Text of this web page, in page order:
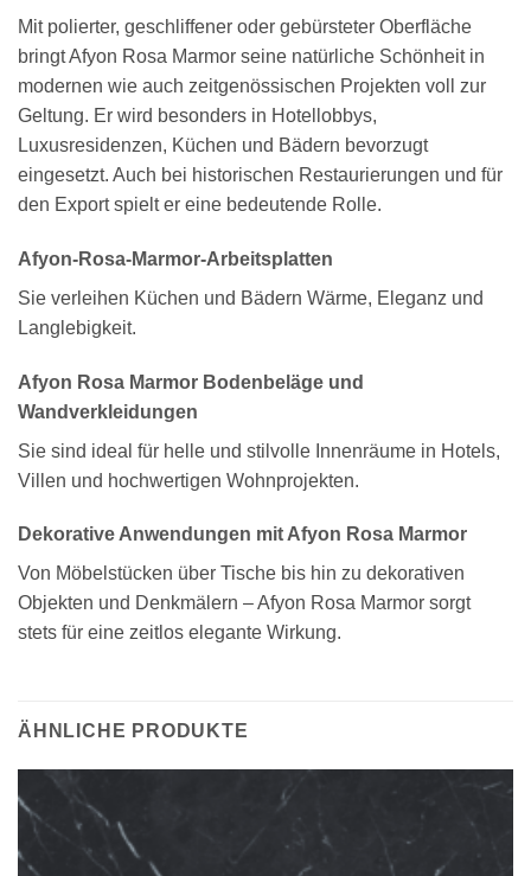
Mit polierter, geschliffener oder gebürsteter Oberfläche
bringt Afyon Rosa Marmor seine natürliche Schönheit in
modernen wie auch zeitgenössischen Projekten voll zur
Geltung. Er wird besonders in Hotellobbys,
Luxusresidenzen, Küchen und Bädern bevorzugt
eingesetzt. Auch bei historischen Restaurierungen und für
den Export spielt er eine bedeutende Rolle.
Afyon-Rosa-Marmor-Arbeitsplatten
Sie verleihen Küchen und Bädern Wärme, Eleganz und
Langlebigkeit.
Afyon Rosa Marmor Bodenbeläge und
Wandverkleidungen
Sie sind ideal für helle und stilvolle Innenräume in Hotels,
Villen und hochwertigen Wohnprojekten.
Dekorative Anwendungen mit Afyon Rosa Marmor
Von Möbelstücken über Tische bis hin zu dekorativen
Objekten und Denkmälern – Afyon Rosa Marmor sorgt
stets für eine zeitlos elegante Wirkung.
ÄHNLICHE PRODUKTE